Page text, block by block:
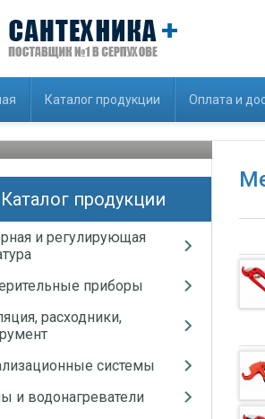
Каталог продукции Оплата и
Каталог продукции
и регулирующая
приборы
расходники,
системы
и водонагреватели